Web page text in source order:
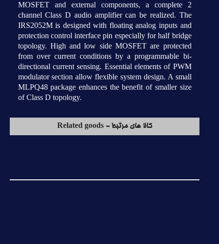
MOSFET and external components, a complete 2
channel Class D audio amplifier can be realized. The
IRS2052M is designed with floating analog inputs and
protection control interface pin especially for half bridge
topology. High and low side MOSFET are protected
from over current conditions by a programmable bi-
directional current sensing. Essential elements of PWM
modulator section allow flexible system design. A small
MLPQ48 package enhances the benefit of smaller size
of Class D topology.
کالا های مرتبط - Related goods